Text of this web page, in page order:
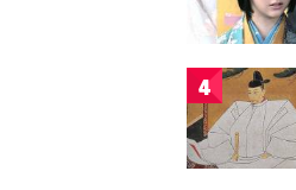
4